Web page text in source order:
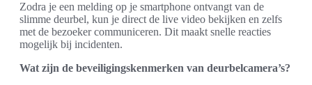
Zodra je een melding op je smartphone ontvangt van de
slimme deurbel, kun je direct de live video bekijken en zelfs
met de bezoeker communiceren. Dit maakt snelle reacties
mogelijk bij incidenten.
Wat zijn de beveiligingskenmerken van deurbelcamera’s?